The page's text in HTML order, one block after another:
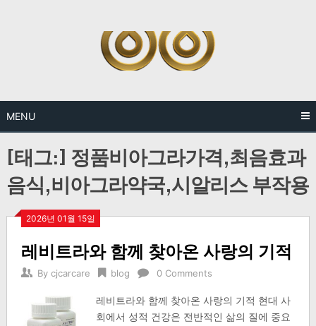
MENU
[태그:]정품비아그라가격,최음효과
음식,비아그라약국,시알리스 부작용
2026년 01월 15일
레비트라와 함께 찾아온 사랑의 기적
By cjcarcare blog 0 Comments
레비트라와 함께 찾아온 사랑의 기적 현대 사
회에서 성적 건강은 전반적인 삶의 질에 중요